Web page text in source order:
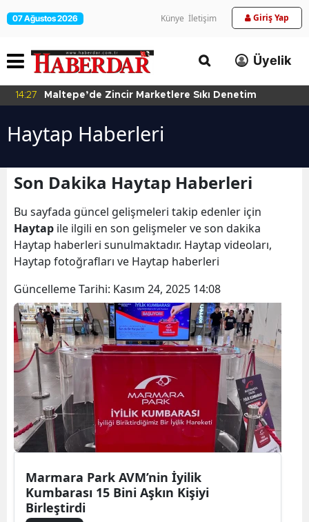
07 Ağustos 2026 Künye İletişim Giriş Yap
Üyelik
14:27 Maltepe’de Zincir Marketlere Sıkı Denetim
Haytap Haberleri
Son Dakika Haytap Haberleri
Bu sayfada güncel gelişmeleri takip edenler için
Haytap ile ilgili en son gelişmeler ve son dakika
Haytap haberleri sunulmaktadır. Haytap videoları,
Haytap fotoğrafları ve Haytap haberleri
Güncelleme Tarihi: Kasım 24, 2025 14:08
Marmara Park AVM’nin İyilik
Kumbarası 15 Bini Aşkın Kişiyi
Birleştirdi